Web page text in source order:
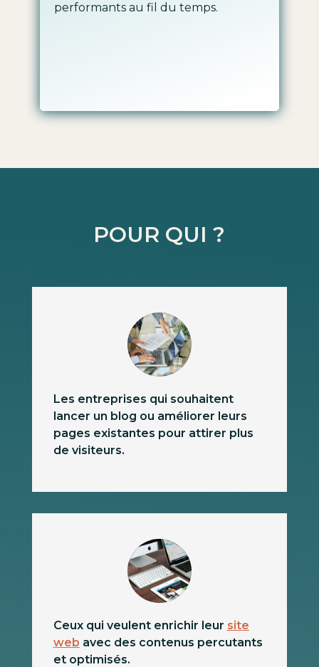
performants au fil du temps.
POUR QUI ?
Les entreprises qui souhaitent
lancer un blog ou améliorer leurs
pages existantes pour attirer plus
de visiteurs.
Ceux qui veulent enrichir leur site
web avec des contenus percutants
et optimisés.